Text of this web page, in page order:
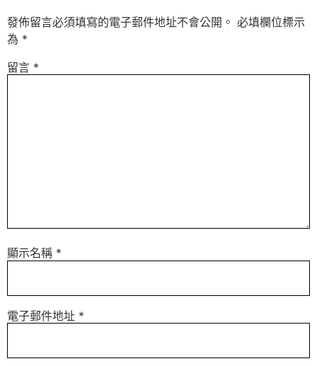
發佈留言必須填寫的電子郵件地址不會公開。 必填欄位標示
為 *
留言 *
顯示名稱 *
電子郵件地址 *